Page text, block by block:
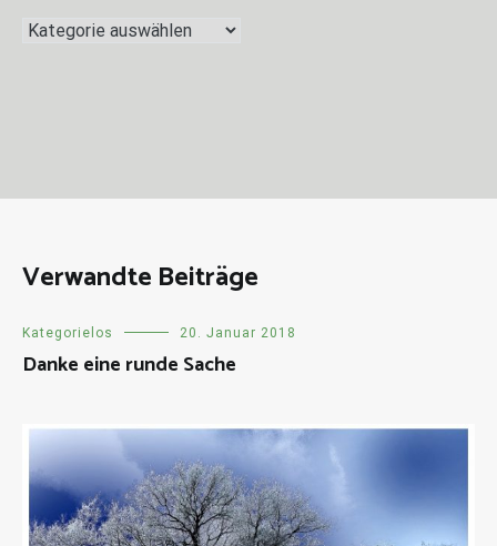
Kategorien
Verwandte Beiträge
Kategorielos 20. Januar 2018
Danke eine runde Sache